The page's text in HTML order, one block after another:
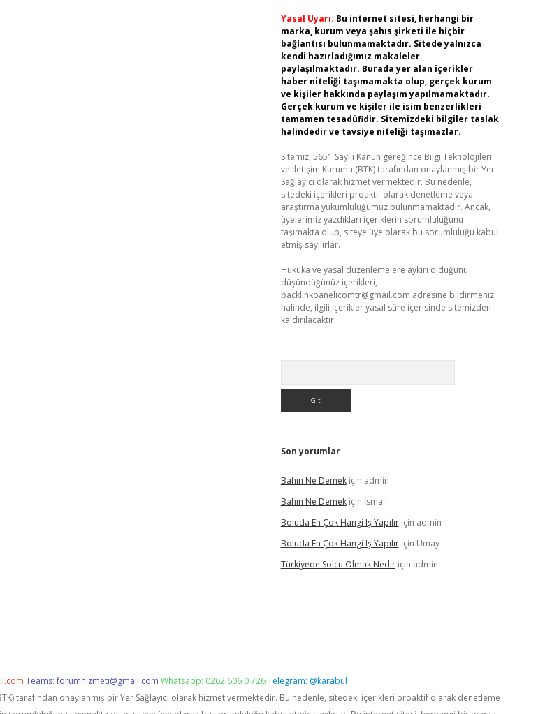
Yasal Uyarı: Bu internet sitesi, herhangi bir
marka, kurum veya şahıs şirketi ile hiçbir
bağlantısı bulunmamaktadır. Sitede yalnızca
kendi hazırladığımız makaleler
paylaşılmaktadır. Burada yer alan içerikler
haber niteliği taşımamakta olup, gerçek kurum
ve kişiler hakkında paylaşım yapılmamaktadır.
Gerçek kurum ve kişiler ile isim benzerlikleri
tamamen tesadüfidir. Sitemizdeki bilgiler taslak
halindedir ve tavsiye niteliği taşımazlar.
Sitemiz, 5651 Sayılı Kanun gereğince Bilgi Teknolojileri
ve İletişim Kurumu (BTK) tarafından onaylanmış bir Yer
Sağlayıcı olarak hizmet vermektedir. Bu nedenle,
sitedeki içerikleri proaktif olarak denetleme veya
araştırma yükümlülüğümüz bulunmamaktadır. Ancak,
üyelerimiz yazdıkları içeriklerin sorumluluğunu
taşımakta olup, siteye üye olarak bu sorumluluğu kabul
etmiş sayılırlar.
Hukuka ve yasal düzenlemelere aykırı olduğunu
düşündüğünüz içerikleri,
backlinkpanelicomtr@gmail.com adresine bildirmeniz
halinde, ilgili içerikler yasal süre içerisinde sitemizden
kaldırılacaktır.
Son yorumlar
Bahın Ne Demekiçin admin
Bahın Ne Demekiçin İsmail
Boluda En Çok Hangi Iş Yapılıriçin admin
Boluda En Çok Hangi Iş Yapılıriçin Umay
Türkiyede Solcu Olmak Nediriçin admin
Teams:forumhizmeti@gmail.com Whatsapp: 0262 606 0 726Telegram: @karabul
tarafından onaylanmış bir Yer Sağlayıcı olarak hizmet vermektedir. Bu nedenle, sitedeki içerikleri proaktif olarak denetleme